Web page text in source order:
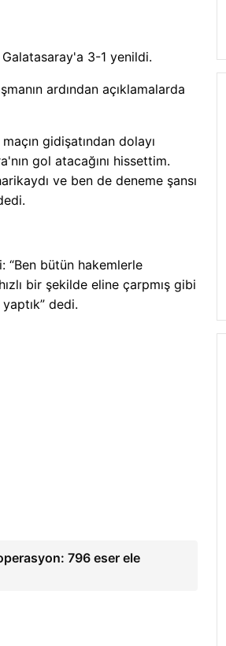
3-1 yenildi.
ardından açıklamalarda
gidişatından dolayı
gol atacağını hissettim.
ve ben de deneme şansı
“Ben bütün hakemlerle
bir şekilde eline çarpmış gibi
dedi.
796 eser ele